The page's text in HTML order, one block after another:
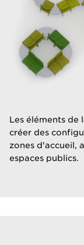
​Les éléments de
créer des
zones d'accueil,
espaces publics.​